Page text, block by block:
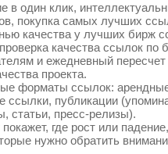
в один клик,
покупка самых лучших
качества у лучших бирж
качества ссылок по
и ежедневный пересчет
проекта.
форматы ссылок:
ссылки, публикации
статьи, пресс-релизы).
где рост или
нужно обратить